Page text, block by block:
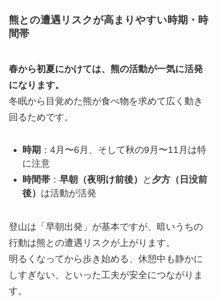
熊との遭遇リスクが高まりやすい時期・時
間帯
春から初夏にかけては、熊の活動が一気に活発
になります。
冬眠から目覚めた熊が食べ物を求めて広く動き
回るためです。
時期 ：4月〜6月、そして秋の9月〜11月は特
に注意
時間帯 ：早朝（夜明け前後） と 夕方（日没前
後） は活動が活発
登山は「早朝出発」が基本ですが、暗いうちの
行動は熊との遭遇リスクが上がります。
明るくなってから歩き始める、休憩中も静かに
しすぎない、といった工夫が安全につながりま
す。